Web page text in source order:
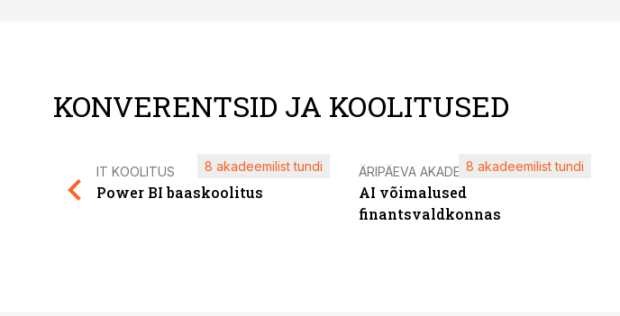
KONVERENTSID JA KOOLITUSED
IT KOOLITUS
Power BI baaskoolitus
8 akadeemilist tundi ÄRIPÄEVA AKADEEMIA
AI võimalused
finantsvaldkonnas
8 akadeemilist tundi